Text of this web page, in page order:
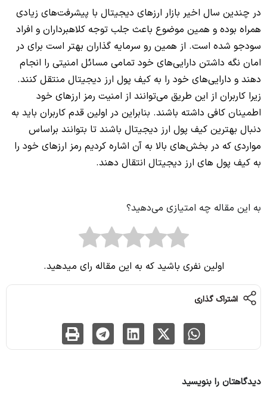
در چندین سال اخیر بازار ارزهای دیجیتال با پیشرفت‌های زیادی
همراه بوده و همین موضوع باعث جلب توجه کلاهبرداران و افراد
سودجو شده است. از همین رو سرمایه گذاران بهتر است برای در
امان نگه داشتن دارایی‌های خود تمامی مسائل امنیتی را انجام
دهند و دارایی‌های خود را به کیف پول ارز دیجیتال منتقل کنند.
زیرا کاربران از این طریق می‌توانند از امنیت رمز ارزهای خود
اطمینان کافی داشته باشند. بنابراین در اولین قدم کاربران باید به
دنبال بهترین کیف پول ارز دیجیتال باشند تا بتوانند براساس
مواردی که در بخش‌های بالا به آن اشاره کردیم رمز ارزهای خود را
به کیف پول های ارز دیجیتال انتقال دهند.
به این مقاله چه امتیازی می‌دهید؟
اولین نفری باشید که به این مقاله رای میدهید.
اشتراک گذاری
دیدگاهتان را بنویسید